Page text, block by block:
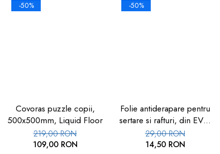
-50%
Covoras puzzle copii,
500x500mm, Liquid Floor
219,00 RON
109,00 RON
-50%
Folie antiderapare pentru
sertare si rafturi, din EVA,
1.5m
29,00 RON
14,50 RON